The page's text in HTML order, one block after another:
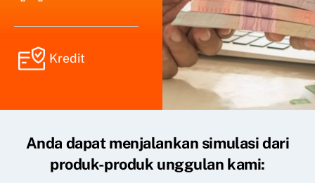
Kredit
Anda dapat menjalankan simulasi dari
produk-produk unggulan kami: